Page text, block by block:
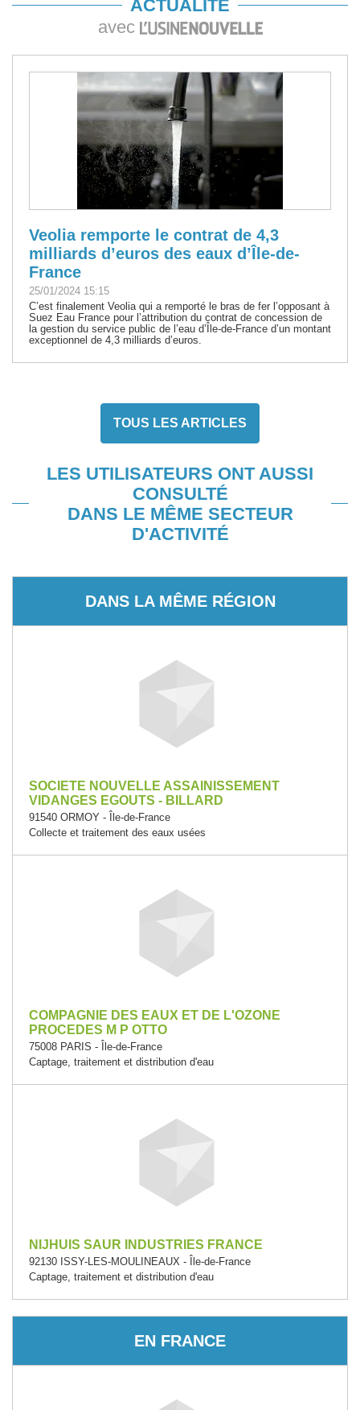
ACTUALITÉ
avec
Veolia remporte le contrat de 4,3
milliards d’euros des eaux d’Île-de-
France
25/01/2024 15:15
C’est finalement Veolia qui a remporté le bras de fer l’opposant à
Suez Eau France pour l’attribution du contrat de concession de
la gestion du service public de l’eau d’Île-de-France d’un montant
exceptionnel de 4,3 milliards d’euros.
TOUS LES ARTICLES
LES UTILISATEURS ONT AUSSI
CONSULTÉ
DANS LE MÊME SECTEUR
D'ACTIVITÉ
DANS LA MÊME RÉGION
SOCIETE NOUVELLE ASSAINISSEMENT
VIDANGES EGOUTS - BILLARD
91540 ORMOY - Île-de-France
Collecte et traitement des eaux usées
COMPAGNIE DES EAUX ET DE L'OZONE
PROCEDES M P OTTO
75008 PARIS - Île-de-France
Captage, traitement et distribution d'eau
NIJHUIS SAUR INDUSTRIES FRANCE
92130 ISSY-LES-MOULINEAUX - Île-de-France
Captage, traitement et distribution d'eau
EN FRANCE